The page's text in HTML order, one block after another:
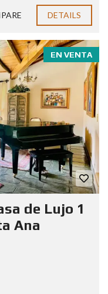
DETAILS
EN VENTA
de Lujo 1
Ana